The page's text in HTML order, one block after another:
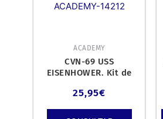
ACADEMY-14212
ACADEMY
CVN-69 USS
EISENHOWER. Kit de
25,95€